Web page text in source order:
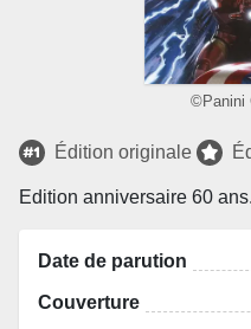
©Panini
Édition originale
Edition anniversaire 60 ans.
Date de parution
Couverture